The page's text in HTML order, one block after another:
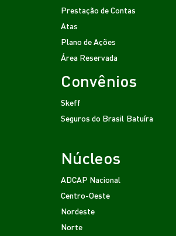
Prestação de Contas
Atas
Plano de Ações
Área Reservada
Convênios
Skeff
Seguros do Brasil Batuíra
Núcleos
ADCAP Nacional
Centro-Oeste
Nordeste
Norte